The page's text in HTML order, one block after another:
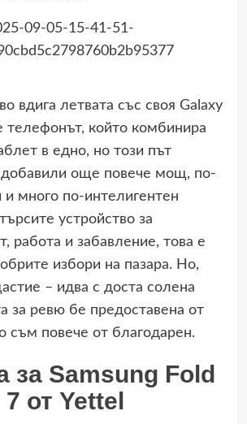
вдига летвата със своя Galaxy
телефонът, който комбинира
в едно, но този път
добавили още повече мощ, по-
много по-интелигентен
устройство за
работа и забавление, това е
избори на пазара. Но,
– идва с доста солена
за ревю бе предоставена от
съм повече от благодарен.
за Samsung Fold
7 от Yettel